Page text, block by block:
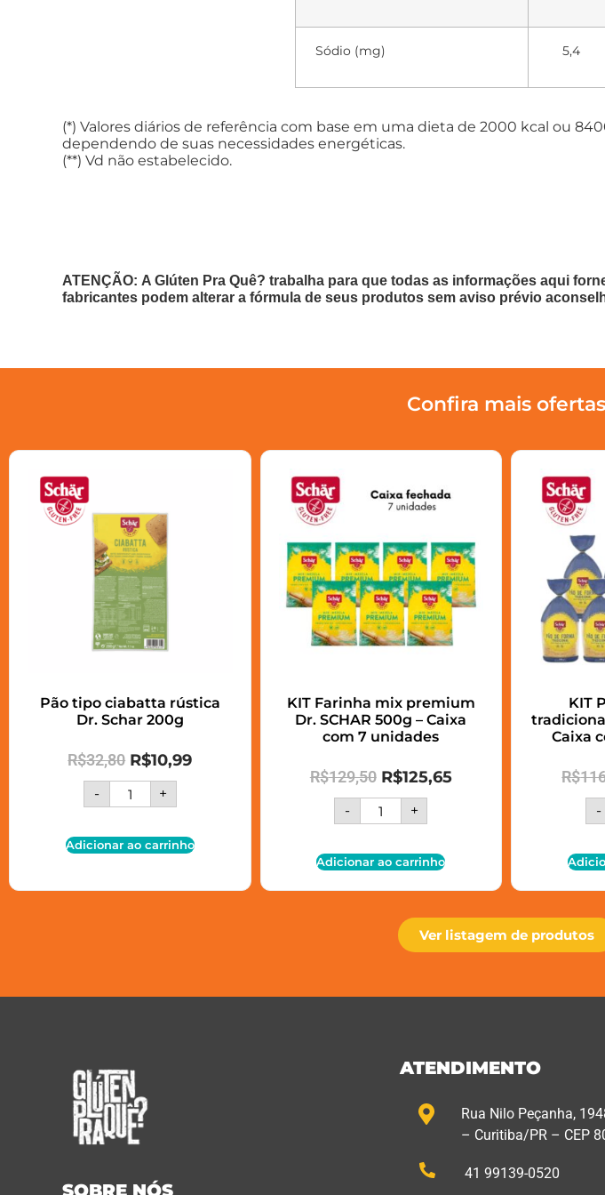
Sódio (mg) 5,4
(*) Valores diários de referência com base em uma dieta de 2000 kcal ou
dependendo de suas necessidades energéticas.
(**) Vd não estabelecido.
ATENÇÃO: A Glúten Pra Quê? trabalha para que todas as informações aqui
fabricantes podem alterar a fórmula de seus produtos sem aviso prévio
Confira mais
Pão tipo ciabatta rústica
Dr. Schar 200g
R$32,80 R$10,99
- +
Adicionar ao carrinho
KIT Farinha mix premium
Dr. SCHAR 500g – Caixa
com 7 unidades
R$129,50 R$125,65
- +
Adicionar ao carrinho
KIT
Caixa
R$
-
Ver listagem de produtos
SOBRE NÓS
ATENDIMENTO
Rua Nilo Peçanha,
– Curitiba/PR – CEP
41 99139-0520